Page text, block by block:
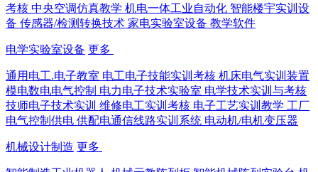
考核 中央空调仿真教学 机电一体工业自动化 智能楼宇实训设
备 传感器/检测转换技术 家电实验室设备 教学软件
电学实验室设备 更多
通用电工.电子教室 电工电子技能实训考核 机床电气实训装置
模电数电电气控制 电力电子技术实验室 电学技术实训与考核
技师电子技术实训 维修电工实训考核 电子工艺实训教学 工厂
电气控制供电 供配电通信线路实训系统 电动机/电机变压器
机械设计制造 更多